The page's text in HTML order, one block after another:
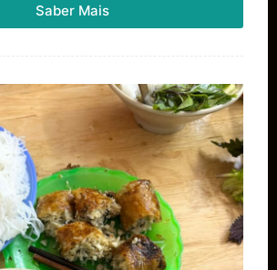
Saber Mais
Compras
Hanói
lojas
de
souvenirs